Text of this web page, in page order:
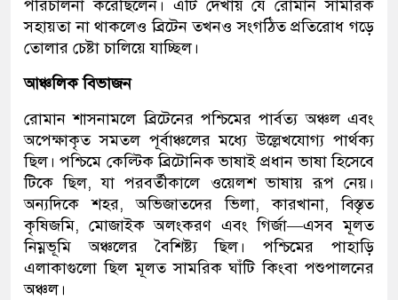
পরিচালনা করেছিলেন। এটি দেখায় যে রোমান সামরিক
সহায়তা না থাকলেও ব্রিটেন তখনও সংগঠিত প্রতিরোধ গড়ে
তোলার চেষ্টা চালিয়ে যাচ্ছিল।
আঞ্চলিক বিভাজন
রোমান শাসনামলে ব্রিটেনের পশ্চিমের পার্বত্য অঞ্চল এবং
অপেক্ষাকৃত সমতল পূর্বাঞ্চলের মধ্যে উল্লেখযোগ্য পার্থক্য
ছিল। পশ্চিমে কেল্টিক ব্রিটোনিক ভাষাই প্রধান ভাষা হিসেবে
টিকে ছিল, যা পরবর্তীকালে ওয়েলশ ভাষায় রূপ নেয়।
অন্যদিকে শহর, অভিজাতদের ভিলা, কারখানা, বিস্তৃত
কৃষিজমি, মোজাইক অলংকরণ এবং গির্জা—এসব মূলত
নিম্নভূমি অঞ্চলের বৈশিষ্ট্য ছিল। পশ্চিমের পাহাড়ি
এলাকাগুলো ছিল মূলত সামরিক ঘাঁটি কিংবা পশুপালনের
অঞ্চল।